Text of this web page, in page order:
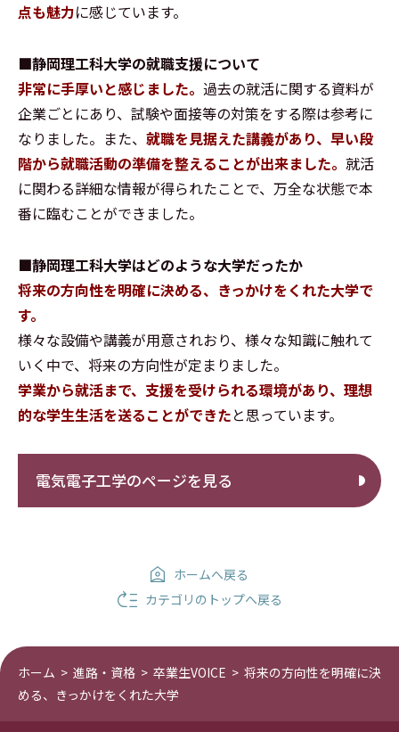
点も魅力に感じています。
■静岡理工科大学の就職支援について
非常に手厚いと感じました。 過去の就活に関する資料が
企業ごとにあり、試験や面接等の対策をする際は参考に
なりました。また、 就職を見据えた講義があり、早い段
階から就職活動の準備を整えることが出来ました。 就活
に関わる詳細な情報が得られたことで、万全な状態で本
番に臨むことができました。
■静岡理工科大学はどのような大学だったか
将来の方向性を明確に決める、きっかけをくれた大学で
す。
様々な設備や講義が用意されおり、様々な知識に触れて
いく中で、将来の方向性が定まりました。
学業から就活まで、支援を受けられる環境があり、理想
的な学生生活を送ることができたと思っています。
電気電子工学のページを見る
カテゴリのトップへ戻る
ホームへ戻る
ホーム > 進路・資格 > 卒業生VOICE > 将来の方向性を明確に決
める、きっかけをくれた大学